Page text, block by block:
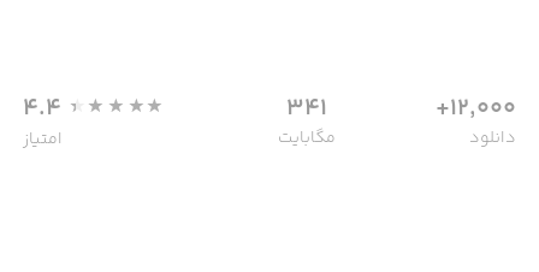
12,000+
دانلود
341
مگابایت
4.4
امتیاز